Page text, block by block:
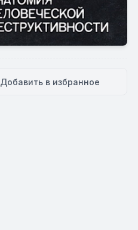
Добавить в избранное